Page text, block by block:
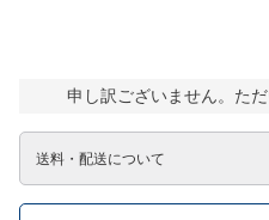
申し訳ございません。た
送料・配送について